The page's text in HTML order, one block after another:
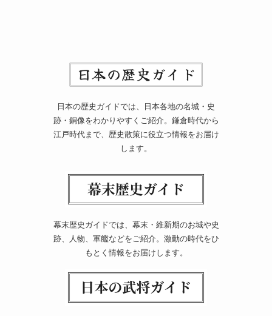
日本の歴史ガイドでは、日本各地の名城・史
跡・銅像をわかりやすくご紹介。鎌倉時代から
江戸時代まで、歴史散策に役立つ情報をお届け
します。
幕末歴史ガイドでは、幕末・維新期のお城や史
跡、人物、軍艦などをご紹介。激動の時代をひ
もとく情報をお届けします。